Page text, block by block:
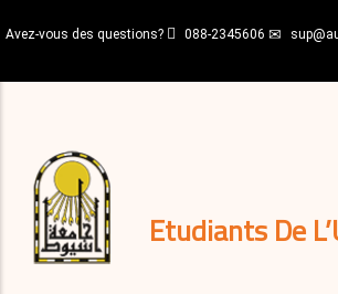
au
principal
Avez-vous des questions? 088-2345606
Etudiants De
décisions
Expatriés
Journal